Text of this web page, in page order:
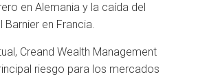
en Alemania y la caída del
Barnier en Francia.
Creand Wealth Management
riesgo para los mercados